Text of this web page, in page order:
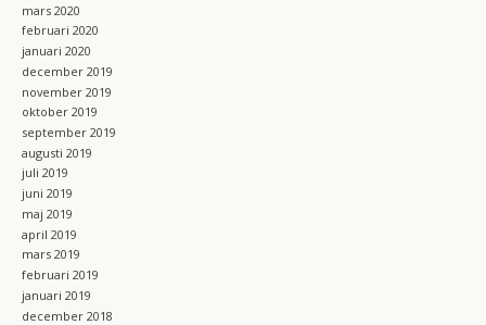
mars 2020
februari 2020
januari 2020
december 2019
november 2019
oktober 2019
september 2019
augusti 2019
juli 2019
juni 2019
maj 2019
april 2019
mars 2019
februari 2019
januari 2019
december 2018